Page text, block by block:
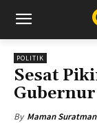
POLITIK
Sesat
By Maman Suratman